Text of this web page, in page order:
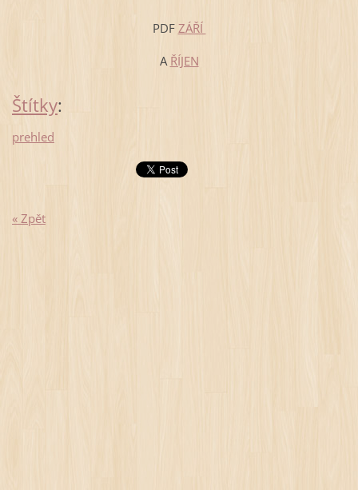
PDF ZÁŘÍ
A ŘÍJEN
Štítky:
prehled
« Zpět